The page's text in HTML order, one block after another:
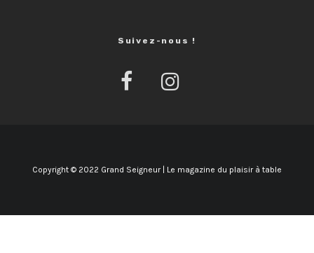
Suivez-nous !
Copyright © 2022 Grand Seigneur | Le magazine du plaisir à table